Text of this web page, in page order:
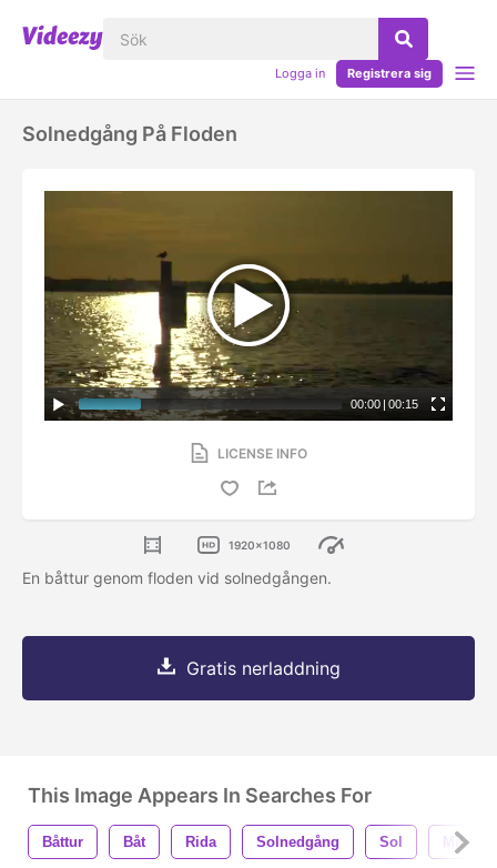
Logga in Registrera sig
Solnedgång På Floden
00:00 | 00:15
LICENSE INFO
1920x1080
En båttur genom floden vid solnedgången.
Gratis nerladdning
This Image Appears In Searches For
Båttur Båt Rida Solnedgång Sol Miljö